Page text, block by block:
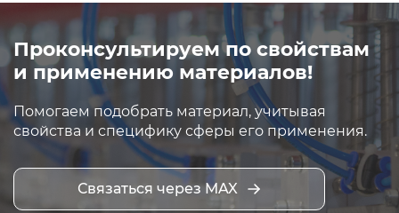
Проконсультируем по свойствам
и применению материалов!
Помогаем подобрать материал, учитывая
свойства и специфику сферы его применения.
Связаться через MAX